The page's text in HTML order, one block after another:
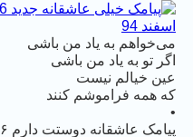
می‌خواهم به یاد من باشی
اگر تو به یاد من باشی
عین خیالم نیست
که همه فراموشم کنند
•